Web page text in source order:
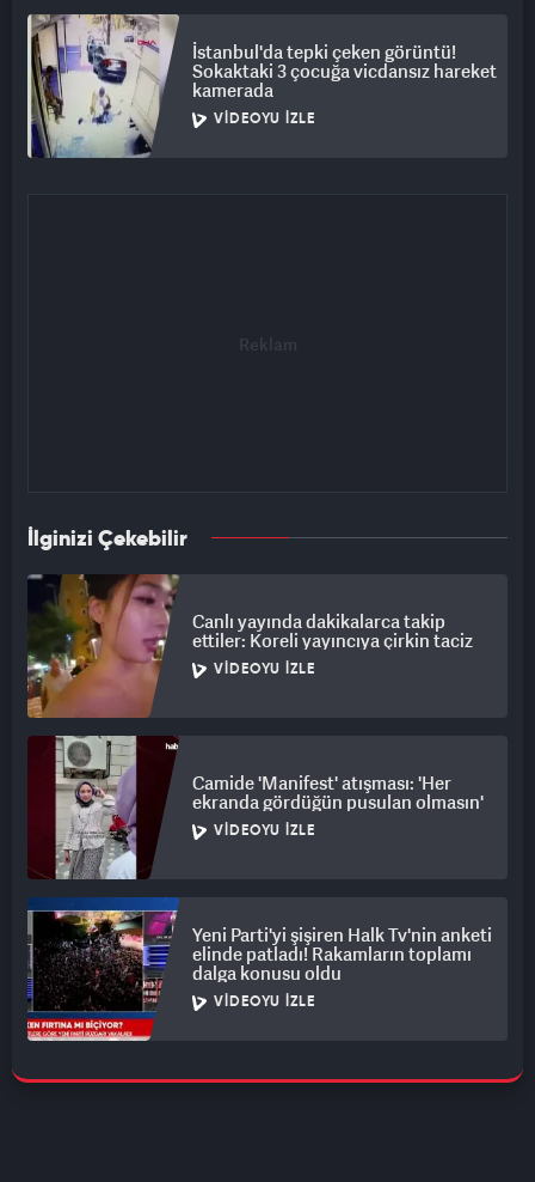
İstanbul'da tepki çeken görüntü!
Sokaktaki 3 çocuğa vicdansız hareket
kamerada
VIDEOYU İZLE
İlginizi Çekebilir
Canlı yayında dakikalarca takip
ettiler: Koreli yayıncıya çirkin taciz
VIDEOYU İZLE
Camide 'Manifest' atışması: 'Her
ekranda gördüğün pusulan olmasın'
VIDEOYU İZLE
Yeni Parti'yi şişiren Halk Tv'nin anketi
elinde patladı! Rakamların toplamı
dalga konusu oldu
VIDEOYU İZLE